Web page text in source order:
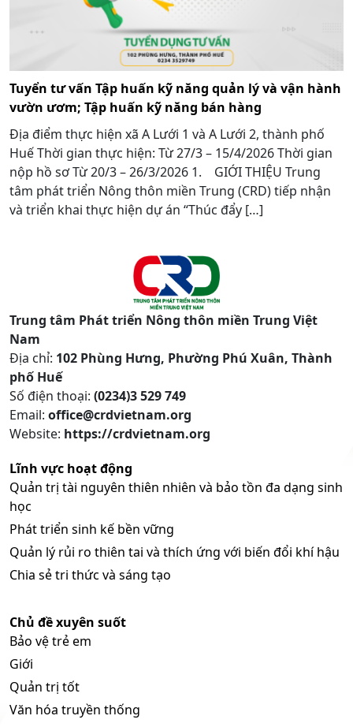
Tuyển tư vấn Tập huấn kỹ năng quản lý và vận hành
vườn ươm; Tập huấn kỹ năng bán hàng
Địa điểm thực hiện xã A Lưới 1 và A Lưới 2, thành phố
Huế Thời gian thực hiện: Từ 27/3 – 15/4/2026 Thời gian
nộp hồ sơ Từ 20/3 – 26/3/2026 1. GIỚI THIỆU Trung
tâm phát triển Nông thôn miền Trung (CRD) tiếp nhận
và triển khai thực hiện dự án “Thúc đẩy […]
Trung tâm Phát triển Nông thôn miền Trung Việt
Nam
Địa chỉ: 102 Phùng Hưng, Phường Phú Xuân, Thành
phố Huế
Số điện thoại: (0234)3 529 749
Email: office@crdvietnam.org
Website: https://crdvietnam.org
Lĩnh vực hoạt động
Quản trị tài nguyên thiên nhiên và bảo tồn đa dạng sinh
học
Phát triển sinh kế bền vững
Quản lý rủi ro thiên tai và thích ứng với biến đổi khí hậu
Chia sẻ tri thức và sáng tạo
Chủ đề xuyên suốt
Bảo vệ trẻ em
Giới
Quản trị tốt
Văn hóa truyền thống